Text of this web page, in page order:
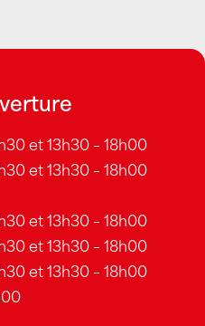
et 13h30 – 18h00
et 13h30 – 18h00
et 13h30 – 18h00
et 13h30 – 18h00
et 13h30 – 18h00